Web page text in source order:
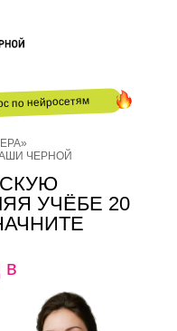
УЧЁБЕ 20
в
ЧЕРНОЙ
по нейросетям